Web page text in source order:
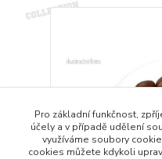
Pro základní funkčnost,
účely a v případě udělení
využíváme soubory
cookies můžete kdykoli